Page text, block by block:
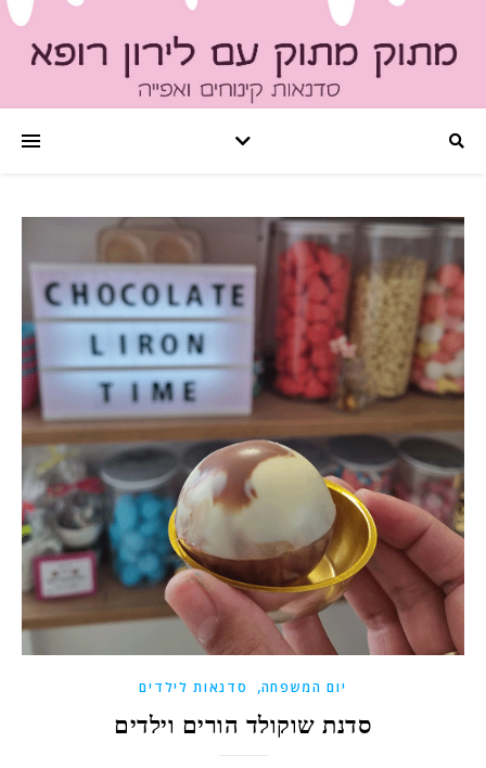
יום המשפחה, סדנאות לילדים
סדנת שוקולד הורים וילדים